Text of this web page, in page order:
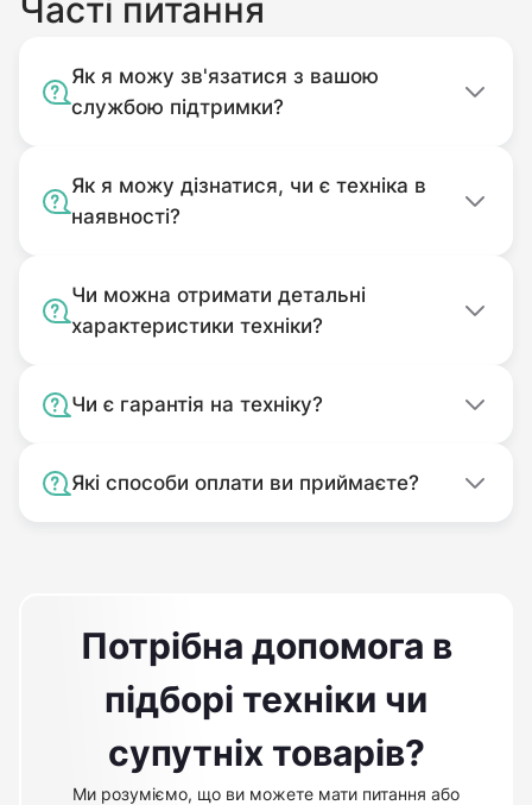
рідини, запиленості, механічні
пошкодження, потрапляння до
корпусу сторонніх предметів).
відповідає комплекту покупки.
Забруднений.
Часті питання
Як я можу зв'язатися з вашою
службою підтримки?
Як я можу дізнатися, чи є техніка в
наявності?
Чи можна отримати детальні
характеристики техніки?
Чи є гарантія на техніку?
Які способи оплати ви приймаєте?
Потрібна допомога в
підборі техніки чи
супутніх товарів?
Ми розуміємо, що ви можете мати питання або